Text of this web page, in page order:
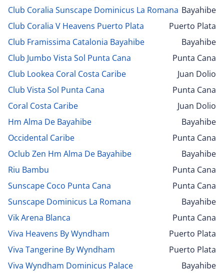
Club Coralia Sunscape Dominicus La Romana Bayahibe
Club Coralia V Heavens Puerto Plata
Puerto Plata
Club Framissima Catalonia Bayahibe
Bayahibe
Club Jumbo Vista Sol Punta Cana
Punta Cana
Club Lookea Coral Costa Caribe
Juan Dolio
Club Vista Sol Punta Cana
Punta Cana
Coral Costa Caribe
Juan Dolio
Hm Alma De Bayahibe
Bayahibe
Occidental Caribe
Punta Cana
Oclub Zen Hm Alma De Bayahibe
Bayahibe
Riu Bambu
Punta Cana
Sunscape Coco Punta Cana
Punta Cana
Sunscape Dominicus La Romana
Bayahibe
Vik Arena Blanca
Punta Cana
Viva Heavens By Wyndham
Puerto Plata
Viva Tangerine By Wyndham
Puerto Plata
Viva Wyndham Dominicus Palace
Bayahibe